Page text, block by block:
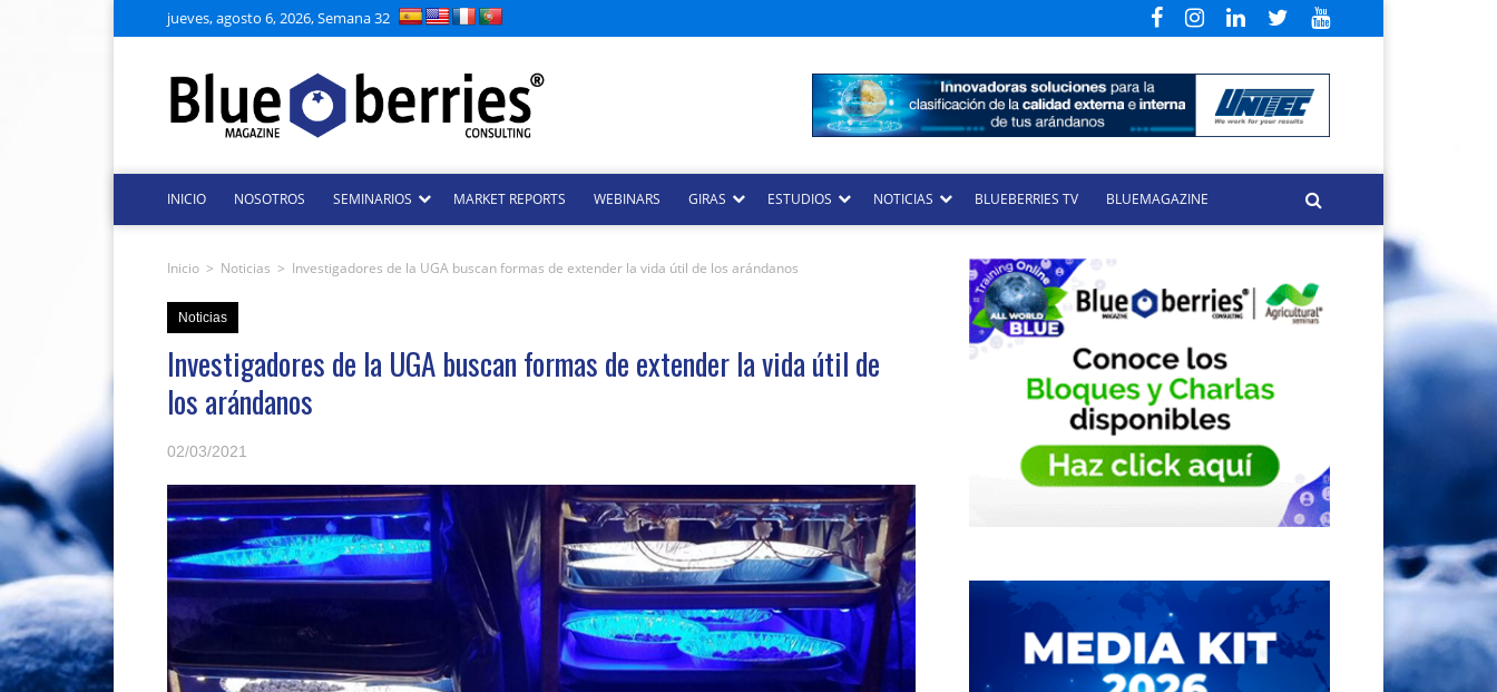
jueves, agosto 6, 2026, Semana 32
INICIO NOSOTROS SEMINARIOS MARKET REPORTS WEBINARS GIRAS ESTUDIOS NOTICIAS BLUEBERRIES TV BLUEMAGAZINE
Inicio > Noticias > Investigadores de la UGA buscan formas de extender la vida útil de los arándanos
Noticias
Investigadores de la UGA buscan formas de extender la vida útil de
los arándanos
02/03/2021